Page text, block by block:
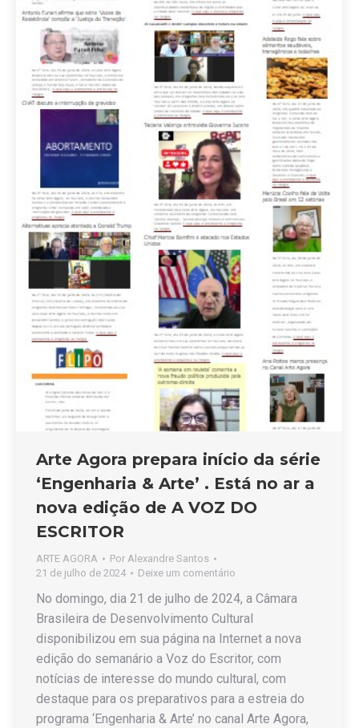
Arte Agora prepara início da série
‘Engenharia & Arte’ . Está no ar a
nova edição de A VOZ DO
ESCRITOR
ARTE AGORA Por Alexandre Santos
21 de julho de 2024
Deixe um comentário
No domingo, dia 21 de julho de 2024, a Câmara
Brasileira de Desenvolvimento Cultural
disponibilizou em sua página na Internet a nova
edição do semanário a Voz do Escritor, com
notícias de interesse do mundo cultural, com
destaque para os preparativos para a estreia do
programa ‘Engenharia & Arte’ no canal Arte Agora,